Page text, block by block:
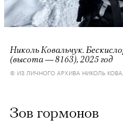
Николь Ковальчук.
(высота — 8163), 2025 год
© ИЗ ЛИЧНОГО АРХИВА НИКОЛЬ
Зов гормонов